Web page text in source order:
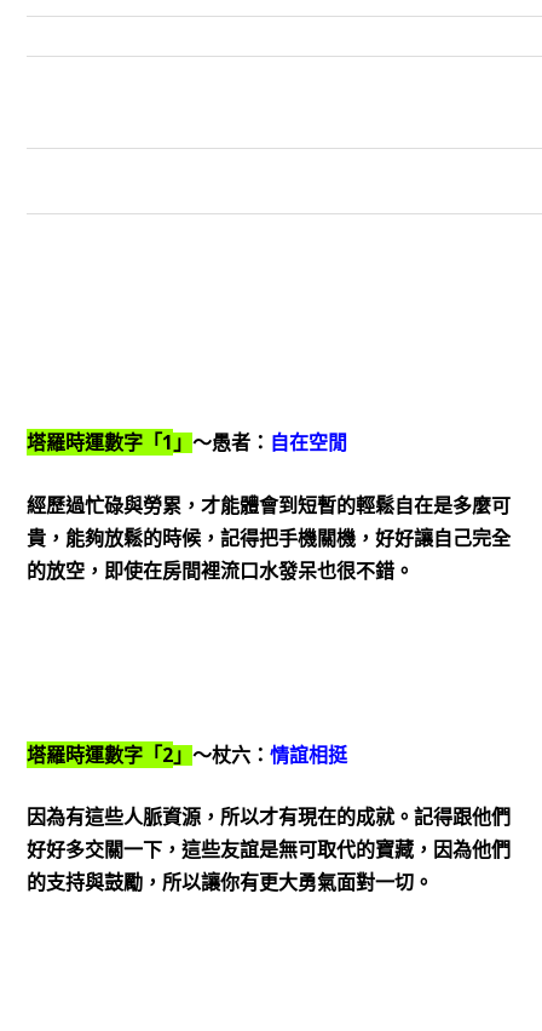
塔羅時運數字「1 」 ～愚者： 自在空閒
經歷過忙碌與勞累，才能體會到短暫的輕鬆自在是多麼可
貴，能夠放鬆的時候，記得把手機關機，好好讓自己完全
的放空，即使在房間裡流口水發呆也很不錯。
塔羅時運數字「2」 ～杖六： 情誼相挺
因為有這些人脈資源，所以才有現在的成就。記得跟他們
好好多交關一下，這些友誼是無可取代的寶藏，因為他們
的支持與鼓勵，所以讓你有更大勇氣面對一切。